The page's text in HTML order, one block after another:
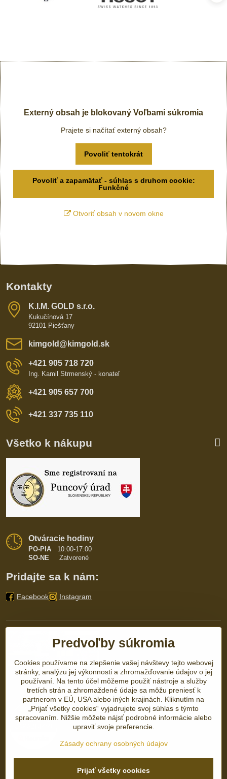
Externý obsah je blokovaný Voľbami súkromia
Prajete si načítať externý obsah?
Povoliť tentokrát
Povoliť a zapamätať - súhlas s druhom cookie:
Funkčné
Otvoriť obsah v novom okne
Kontakty
K​​.I​​.M​​. GOLD s​​.r​​.o​​.
Kukučínová 17
92101 Piešťany
kimgold​@kimgold​.sk
+421 905 718 720
Ing. Kamil Strmenský - konateľ
+421 905 657 700
+421 337 735 110
Všetko k nákupu
Otváracie hodiny
PO-PIA
10:00-17:00
SO-NE Zatvorené
Pridajte sa k nám:
Facebook Instagram
©2026Copyright
Predvoľby súkromia
Cookies používame na zlepšenie vašej návštevy tejto webovej
stránky, analýzu jej výkonnosti a zhromažďovanie údajov o jej
používaní. Na tento účel môžeme použiť nástroje a služby
tretích strán a zhromaždené údaje sa môžu preniesť k
partnerom v EÚ, USA alebo iných krajinách. Kliknutím na
„Prijať všetky cookies“ vyjadrujete svoj súhlas s týmto
spracovaním. Nižšie môžete nájsť podrobné informácie alebo
upraviť svoje preferencie.
Zásady ochrany osobných údajov
Prijať všetky cookies